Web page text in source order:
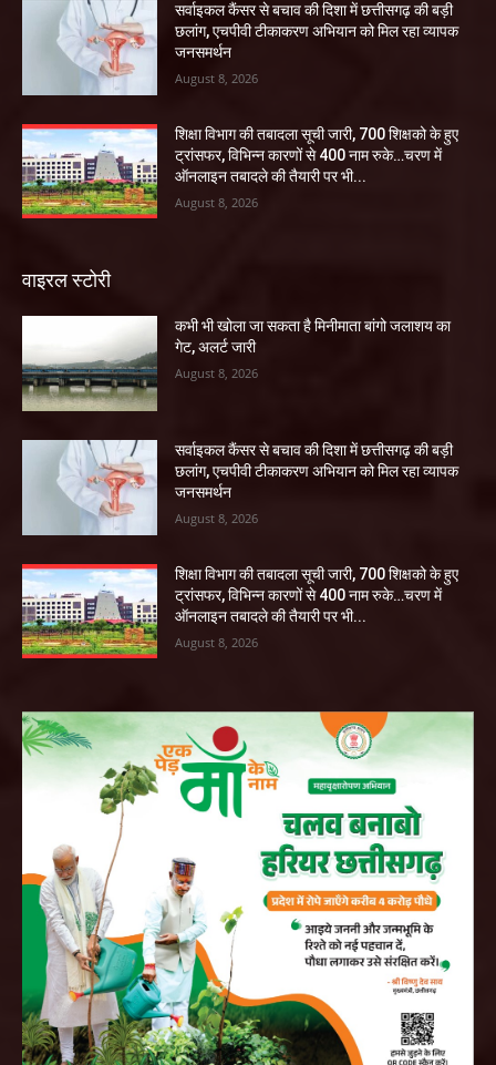
सर्वाइकल कैंसर से बचाव की दिशा में छत्तीसगढ़ की बड़ी
छलांग, एचपीवी टीकाकरण अभियान को मिल रहा व्यापक
जनसमर्थन
August 8, 2026
शिक्षा विभाग की तबादला सूची जारी, 700 शिक्षको के हुए
ट्रांसफर, विभिन्न कारणों से 400 नाम रुके…चरण में
ऑनलाइन तबादले की तैयारी पर भी...
August 8, 2026
वाइरल स्टोरी
कभी भी खोला जा सकता है मिनीमाता बांगो जलाशय का
गेट, अलर्ट जारी
August 8, 2026
सर्वाइकल कैंसर से बचाव की दिशा में छत्तीसगढ़ की बड़ी
छलांग, एचपीवी टीकाकरण अभियान को मिल रहा व्यापक
जनसमर्थन
August 8, 2026
शिक्षा विभाग की तबादला सूची जारी, 700 शिक्षको के हुए
ट्रांसफर, विभिन्न कारणों से 400 नाम रुके…चरण में
ऑनलाइन तबादले की तैयारी पर भी...
August 8, 2026